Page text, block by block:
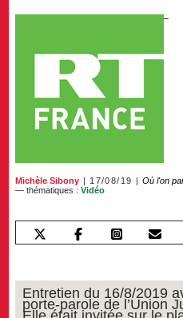
Michèle Sibony 17/08/19
Où l'on
— thématiques :Vidéo
Entretien du 16/8/2019
porte-parole de l’Union